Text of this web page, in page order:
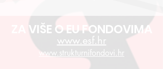
ZA VIŠE O EU FONDOVIMA
www.esf.hr
www.strukturnifondovi.hr